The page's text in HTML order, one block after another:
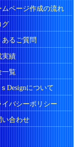
ムページ作成の流れ
グ
あるご質問
実績
一覧
Designについて
イバシーポリシー
い合わせ